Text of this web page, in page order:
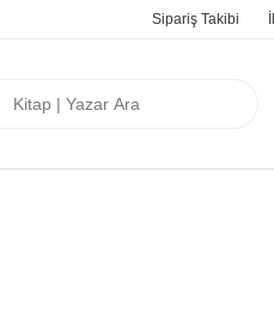
Sipariş Takibi